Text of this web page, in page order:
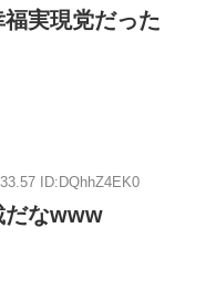
実現党だった
ID:DQhhZ4EK0
だなwww